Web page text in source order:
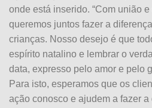
onde está inserido. “Com união
queremos juntos fazer a
crianças. Nosso desejo é que
espírito natalino e lembrar o
data, expresso pelo amor e pelo
Para isto, esperamos que os
ação conosco e ajudem a fazer a